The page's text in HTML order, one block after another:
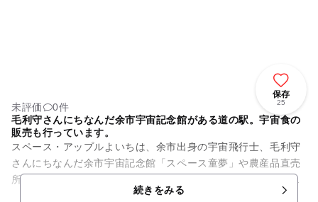
保存
25
未評価
0件
毛利守さんにちなんだ余市宇宙記念館がある道の駅。宇宙食の
販売も行っています。
スペース・アップルよいちは、余市出身の宇宙飛行士、毛利守
さんにちなんだ余市宇宙記念館「スペース童夢」や農産品直売
所などがあり、家族で楽しめる道の駅です。デジタルプラネタ
リウムでは、迫力のある３Ｄ...続きをみる